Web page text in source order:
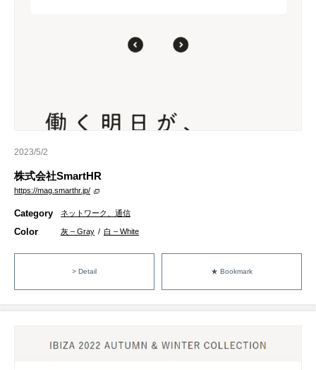
2023/5/2
株式会社SmartHR
https://mag.smarthr.jp/
Category ネットワーク、通信
Color 灰 – Gray / 白 – White
> Detail ★ Bookmark